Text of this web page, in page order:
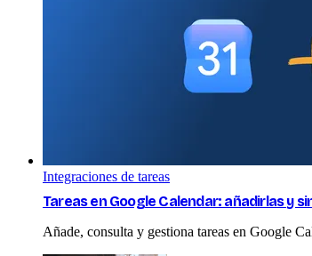
Integraciones de tareas
Tareas en Google Calendar: añadirlas y
Añade, consulta y gestiona tareas en Google